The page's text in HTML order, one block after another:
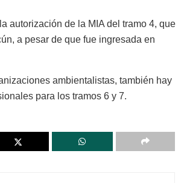
autorización de la MIA del tramo 4, que
a pesar de que fue ingresada en
ambientalistas, también hay
para los tramos 6 y 7.